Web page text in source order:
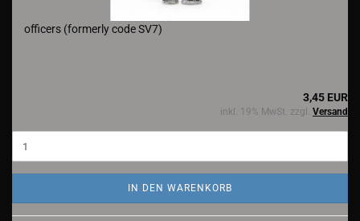
officers (formerly code SV7)
3,45 EUR
inkl. 19% MwSt. zzgl. Versand
IN DEN WARENKORB